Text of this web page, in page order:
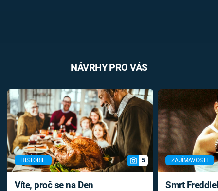
NÁVRHY PRO VÁS
HISTORIE 5
Víte, proč se na Den
ZAJÍMAVOSTI
Smrt